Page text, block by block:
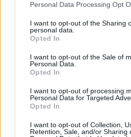
Personal Data Processing Opt
I want to opt-out of the Sharing
personal data.
Opted In
I want to opt-out of the Sale of
Personal Data.
Opted In
I want to opt-out of processing
Personal Data for Targeted
Opted In
I want to opt-out of Collection,
Retention, Sale, and/or Sharing
Az internetes kommunikáció
képalkotás elterjedésével egyre
az egészségügyben a
helyen elkészült radiológiai kép
továbbítását jelenti egy távolabbi
akár konzultációs céllal. A
KEDVES OLVASÓNK!
A keresett cikk a portfolio.hu